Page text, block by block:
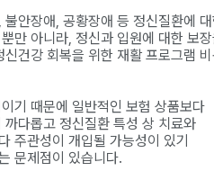
안장애, 공황장애 등 정신질환에
만 아니라, 정신과 입원에 대한 보
건강 회복을 위한 재활 프로그램
기 때문에 일반적인 보험 상품보다
다롭고 정신질환 특성 상 치료와
주관성이 개입될 가능성이 있기
문제점이 있습니다.